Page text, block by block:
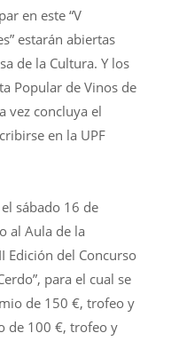
en este “V
estarán abiertas
de la Cultura. Y los
Popular de Vinos de
vez concluya el
en la UPF
sábado 16 de
al Aula de la
Edición del Concurso
para el cual se
de 150 €, trofeo y
de 100 €, trofeo y